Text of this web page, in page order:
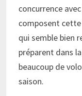
concurrence
composent
qui semble bien
préparent dans
beaucoup de
saison.